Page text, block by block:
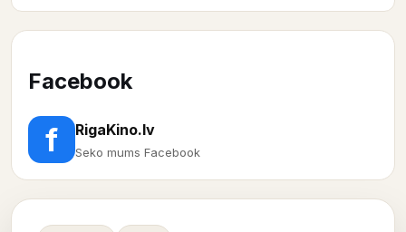
Facebook
f RigaKino.lv
Seko mums Facebook